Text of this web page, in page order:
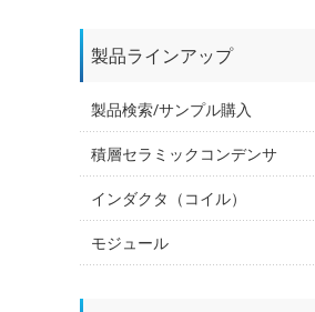
製品ラインアップ
製品検索/サンプル購入
積層セラミックコンデンサ
インダクタ（コイル）
モジュール